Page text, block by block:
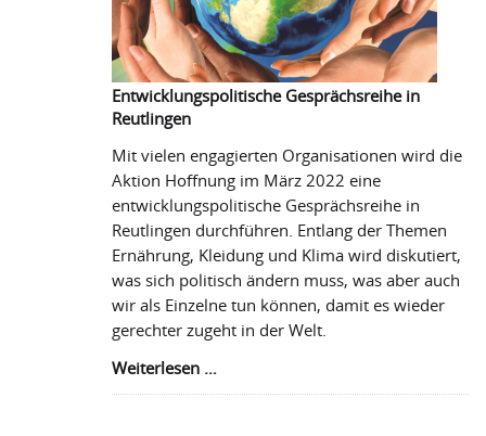
Entwicklungspolitische Gesprächsreihe in
Reutlingen
Mit vielen engagierten Organisationen wird die
Aktion Hoffnung im März 2022 eine
entwicklungspolitische Gesprächsreihe in
Reutlingen durchführen. Entlang der Themen
Ernährung, Kleidung und Klima wird diskutiert,
was sich politisch ändern muss, was aber auch
wir als Einzelne tun können, damit es wieder
gerechter zugeht in der Welt.
Weiterlesen …